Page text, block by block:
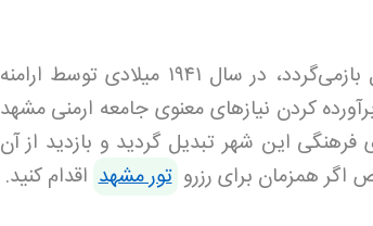
در سال ۱۹۴۱ میلادی توسط ارامنه
کردن نیازهای معنوی جامعه ارمنی مشهد
این شهر تبدیل گردید و بازدید از آن
همزمان برای رزرو تور مشهد اقدام کنید.